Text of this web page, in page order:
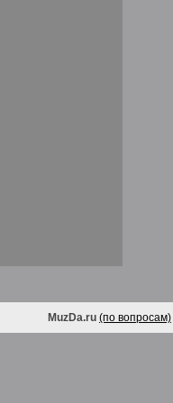
MuzDa.ru (по вопросам)